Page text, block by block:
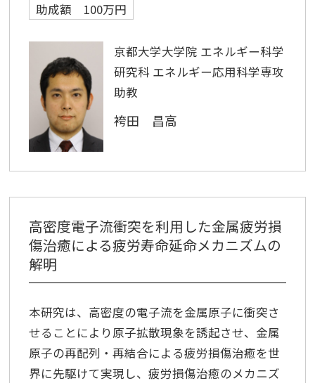
助成額 100万円
京都大学大学院 エネルギー科学
研究科 エネルギー応用科学専攻
助教
袴田 昌高
高密度電子流衝突を利用した金属疲労損
傷治癒による疲労寿命延命メカニズムの
解明
本研究は、高密度の電子流を金属原子に衝突さ
せることにより原子拡散現象を誘起させ、金属
原子の再配列・再結合による疲労損傷治癒を世
界に先駆けて実現し、疲労損傷治癒のメカニズ